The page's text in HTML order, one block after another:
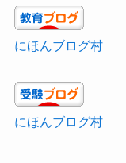
にほんブログ村
にほんブログ村